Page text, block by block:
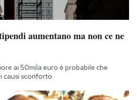
aumentano ma non ce ne
ai 50mila euro è probabile che
causi sconforto